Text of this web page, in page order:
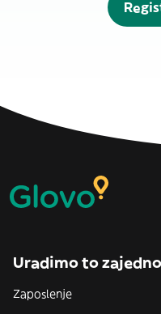
Uradimo to zajedno
Zaposlenje